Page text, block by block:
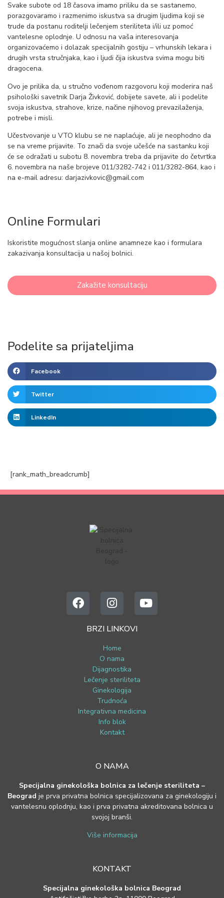
Svake subote od 18 časova imamo priliku da se sastanemo,
porazgovaramo i razmenimo iskustva sa drugim ljudima koji se
trude da postanu roditelji lečenjem steriliteta i/ili uz pomoć
vantelesne oplodnje. U odnosu na vaša interesovanja
organizovaćemo i dolazak specijalnih gostiju – vrhunskih lekara i
drugih vrsta stručnjaka, kao i ljudi čija iskustva svima mogu biti
dragocena.
Ovo je prilika da, u stručno vođenom razgovoru koji moderira naš
psihološki savetnik Darja Živković, dobijete savete, ali i podelite
svoja iskustva, strahove, krize, načine njihovog prevazilaženja,
potrebe i misli.
Učestvovanje u VTO klubu se ne naplaćuje, ali je neophodno da
se na vreme prijavite. To znači da svoje učešće na sastanku koji
će se odražati u subotu 8. novembra treba da prijavite do četvrtka
6. novembra na naše brojeve 011/3282-742 i 011/3282-864, kao i
na e-mail adresu: darjazivkovic@gmail.com
Online Formulari
Iskoristite mogućnost slanja online anamneze kao i formulara
zakazivanja konsultacija u našoj bolnici.
Zakažite konsultaciju
Podelite sa prijateljima
Facebook
Twitter
LinkedIn
[rank_math_breadcrumb]
BRZI LINKOVI
Home
O nama
Dijagnostika
Lečenje steriliteta
Ginekologija
Trudnoća
Integrativna medicina
Info blok
Kontakt
O NAMA
Specijalna ginekološka bolnica za lečenje steriliteta –
Beograd je prva privatna bolnica specijalizovana za ginekologiju i
vantelesnu oplodnju, kao i prva privatna akreditovana bolnica u
svojoj branši.
Više informacija
KONTAKT
Specijalna ginekološka bolnica Beograd